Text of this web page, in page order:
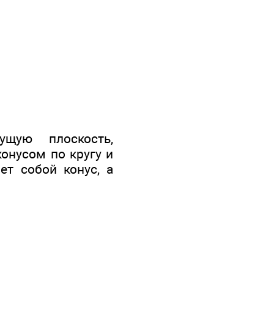
плоскость,
по кругу и
собой конус, а